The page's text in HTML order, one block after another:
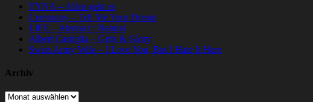
TYNA – Allen geht es
Ceremony – Tell Me Your Dream
LIFE – Abstract / Natural
Albert Castiglia – Grits & Glory
Swiss Army Wife – I Love You, But I Hate It Here
Archiv
Archiv